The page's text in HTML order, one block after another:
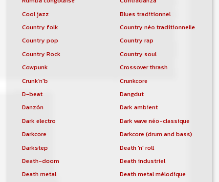
Cool jazz
Blues traditionnel
Country folk
Country néo traditionnelle
Country pop
Country rap
Country Rock
Country soul
Cowpunk
Crossover thrash
Crunk'n'b
Crunkcore
D-beat
Dangdut
Danzón
Dark ambient
Dark electro
Dark wave néo-classique
Darkcore
Darkcore (drum and bass)
Darkstep
Death 'n' roll
Death-doom
Death industriel
Death metal
Death metal mélodique